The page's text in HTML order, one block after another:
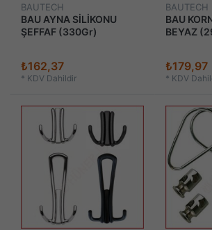
BAUTECH
BAU AYNA SİLİKONU
ŞEFFAF (330Gr)
₺162,37
* KDV Dahildir
BAUTECH
BAU
BEYAZ
₺179,97
* KDV